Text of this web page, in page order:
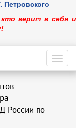
Петровского
верит в себя и
России по